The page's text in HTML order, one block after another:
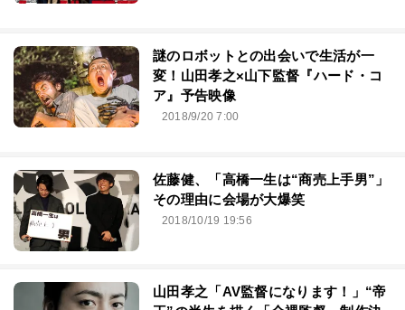
謎のロボットとの出会いで生活が一
変！山田孝之×山下監督『ハード・コ
ア』予告映像
2018/9/20 7:00
佐藤健、「高橋一生は“商売上手男”」
その理由に会場が大爆笑
2018/10/19 19:56
山田孝之「AV監督になります！」“帝